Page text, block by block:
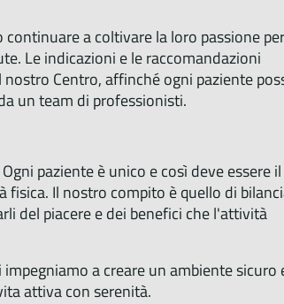
a coltivare la loro passione
Le indicazioni e le raccomandazioni
Centro, affinché ogni paziente
un team di professionisti.
paziente è unico e così deve essere il
Il nostro compito è quello di
del piacere e dei benefici che l'attività
a creare un ambiente sicuro
attiva con serenità.